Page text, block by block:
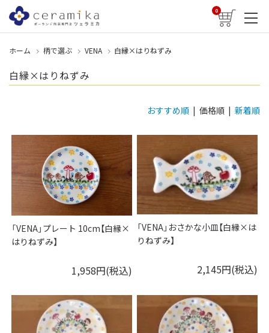
0
ホーム 柄で選ぶ VENA 白縁×はりねずみ
白縁×はりねずみ
おすすめ順 | 価格順 | 新着順
「VENA」プレート 10cm【白縁×
はりねずみ】
1,958円(税込)
「VENA」おさかな小皿【白縁×は
りねずみ】
2,145円(税込)